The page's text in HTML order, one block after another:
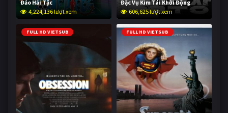
Đảo Hải Tặc
4,224,136 lượt xem
Đặc Vụ Kim Tái Khởi Động
606,625 lượt xem
FULL HD VIETSUB FULL HD VIETSUB